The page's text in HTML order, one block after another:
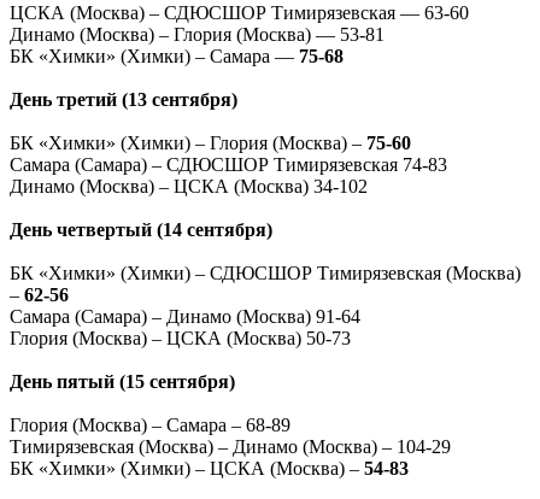
ЦСКА (Москва) – СДЮСШОР Тимирязевская — 63-60
Динамо (Москва) – Глория (Москва) — 53-81
БК «Химки» (Химки) – Самара — 75-68
День третий (13 сентября)
БК «Химки» (Химки) – Глория (Москва) – 75-60
Самара (Самара) – СДЮСШОР Тимирязевская 74-83
Динамо (Москва) – ЦСКА (Москва) 34-102
День четвертый (14 сентября)
БК «Химки» (Химки) – СДЮСШОР Тимирязевская (Москва)
– 62-56
Самара (Самара) – Динамо (Москва) 91-64
Глория (Москва) – ЦСКА (Москва) 50-73
День пятый (15 сентября)
Глория (Москва) – Самара – 68-89
Тимирязевская (Москва) – Динамо (Москва) – 104-29
БК «Химки» (Химки) – ЦСКА (Москва) – 54-83